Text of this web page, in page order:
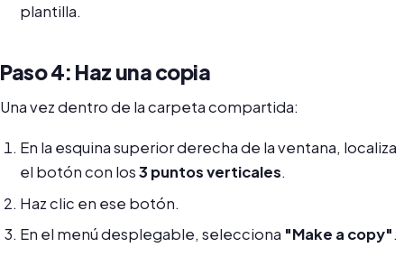
plantilla.
Paso 4: Haz una copia
Una vez dentro de la carpeta compartida:
En la esquina superior derecha de la ventana, localiza
el botón con los3 puntos verticales.
Haz clic en ese botón.
En el menú desplegable, selecciona "Make a copy".